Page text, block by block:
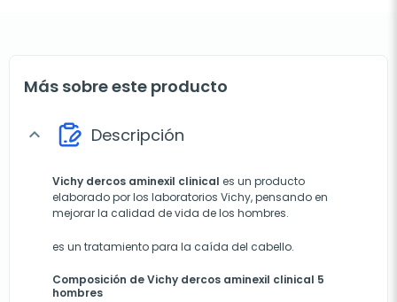
Más sobre este producto
expand_more Descripción
Vichy dercos aminexil clinical es un producto
elaborado por los laboratorios Vichy, pensando en
mejorar la calidad de vida de los hombres.
es un tratamiento para la caída del cabello.
Composición de Vichy dercos aminexil clinical 5
hombres